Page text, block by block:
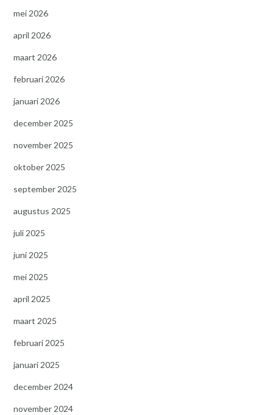
mei 2026
april 2026
maart 2026
februari 2026
januari 2026
december 2025
november 2025
oktober 2025
september 2025
augustus 2025
juli 2025
juni 2025
mei 2025
april 2025
maart 2025
februari 2025
januari 2025
december 2024
november 2024